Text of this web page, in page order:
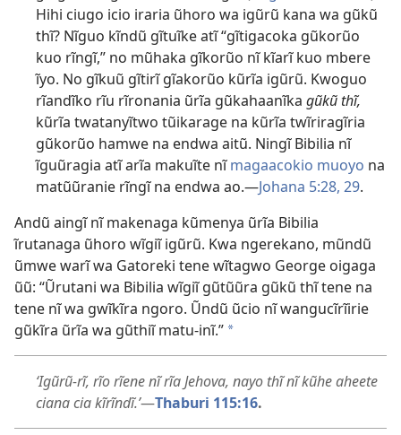
Hihi ciugo icio iraria ũhoro wa igũrũ kana wa gũkũ
thĩ? Nĩguo kĩndũ gĩtuĩke atĩ “gĩtigacoka gũkorũo
kuo rĩngĩ,” no mũhaka gĩkorũo nĩ kĩarĩ kuo mbere
ĩyo. No gĩkuũ gĩtirĩ gĩakorũo kũrĩa igũrũ. Kwoguo
rĩandĩko rĩu rĩronania ũrĩa gũkahaanĩka gũkũ thĩ,
kũrĩa twatanyĩtwo tũikarage na kũrĩa twĩriragĩria
gũkorũo hamwe na endwa aitũ. Ningĩ Bibilia nĩ
ĩguũragia atĩ arĩa makuĩte nĩmagaacokio muoyo na
matũũranie rĩngĩ na endwa ao.—Johana 5:28, 29.
Andũ aingĩ nĩ makenaga kũmenya ũrĩa Bibilia
ĩrutanaga ũhoro wĩgiĩ igũrũ. Kwa ngerekano, mũndũ
ũmwe warĩ wa Gatoreki tene wĩtagwo George oigaga
ũũ: “Ũrutani wa Bibilia wĩgiĩ gũtũũra gũkũ thĩ tene na
tene nĩ wa gwĩkĩra ngoro. Ũndũ ũcio nĩ wangucĩrĩirie
gũkĩra ũrĩa wa gũthiĩ matu-inĩ.” *
‘Igũrũ-rĩ, rĩo rĩene nĩ rĩa Jehova, nayo thĩ nĩ kũhe aheete
ciana cia kĩrĩndĩ.’—Thaburi 115:16.